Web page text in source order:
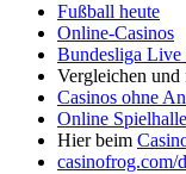
Fußball heute
Online-Casinos
Bundesliga Live
Vergleichen
Casinos ohne
Online
Hier beim
casinofrog.com/